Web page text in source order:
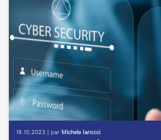
18.10.2023 | par Michele Iarocci